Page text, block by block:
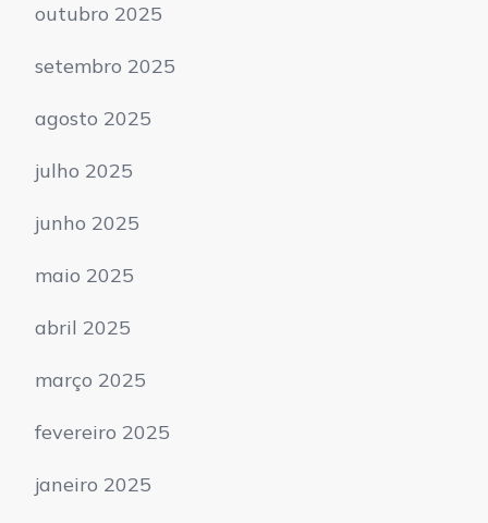
outubro 2025
setembro 2025
agosto 2025
julho 2025
junho 2025
maio 2025
abril 2025
março 2025
fevereiro 2025
janeiro 2025